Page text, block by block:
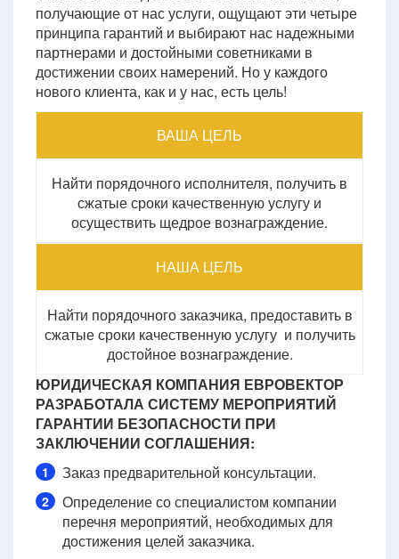
получающие от нас услуги, ощущают эти четыре
принципа гарантий и выбирают нас надежными
партнерами и достойными советниками в
достижении своих намерений. Но у каждого
нового клиента, как и у нас, есть цель!
ВАША ЦЕЛЬ
Найти порядочного исполнителя, получить в
сжатые сроки качественную услугу и
осуществить щедрое вознаграждение.
НАША ЦЕЛЬ
Найти порядочного заказчика, предоставить в
сжатые сроки качественную услугу и получить
достойное вознаграждение.
ЮРИДИЧЕСКАЯ КОМПАНИЯ ЕВРОВЕКТОР
РАЗРАБОТАЛА СИСТЕМУ МЕРОПРИЯТИЙ
ГАРАНТИИ БЕЗОПАСНОСТИ ПРИ
ЗАКЛЮЧЕНИИ СОГЛАШЕНИЯ:
1 Заказ предварительной консультации.
2
Определение со специалистом компании
перечня мероприятий, необходимых для
достижения целей заказчика.